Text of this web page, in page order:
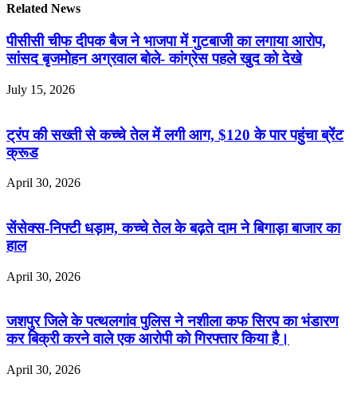
Related News
पीसीसी चीफ दीपक बैज ने भाजपा में गुटबाजी का लगाया आरोप,
सांसद बृजमोहन अग्रवाल बोले- कांग्रेस पहले खुद को देखे
July 15, 2026
ट्रंप की सख्ती से कच्चे तेल में लगी आग, $120 के पार पहुंचा ब्रेंट
क्रूड
April 30, 2026
सेंसेक्स-निफ्टी धड़ाम, कच्चे तेल के बढ़ते दाम ने बिगाड़ा बाजार का
हाल
April 30, 2026
जशपुर जिले के पत्थलगांव पुलिस ने नशीला कफ सिरप का भंडारण
कर बिक्री करने वाले एक आरोपी को गिरफ्तार किया है।
April 30, 2026